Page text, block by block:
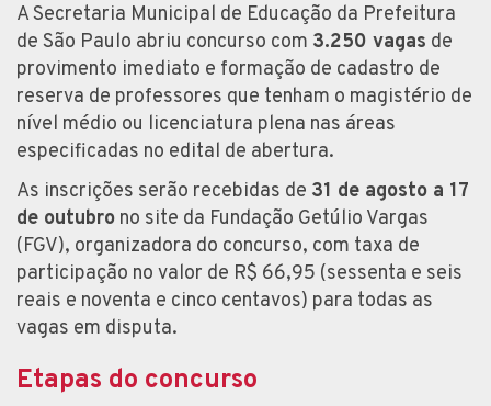
A Secretaria Municipal de Educação da Prefeitura
de São Paulo abriu concurso com 3.250 vagas de
provimento imediato e formação de cadastro de
reserva de professores que tenham o magistério de
nível médio ou licenciatura plena nas áreas
especificadas no edital de abertura.
As inscrições serão recebidas de 31 de agosto a 17
de outubro no site da Fundação Getúlio Vargas
(FGV), organizadora do concurso, com taxa de
participação no valor de R$ 66,95 (sessenta e seis
reais e noventa e cinco centavos) para todas as
vagas em disputa.
Etapas do concurso